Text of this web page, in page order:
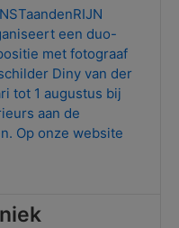
een duo-
met fotograaf
Diny van der
tot 1 augustus bij
aan de
Op onze website